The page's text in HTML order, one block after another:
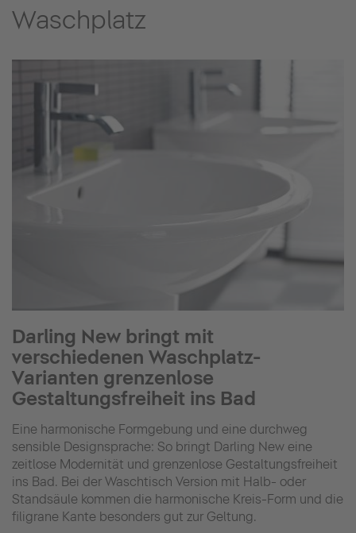
Waschplatz
Darling New bringt mit
verschiedenen Waschplatz-
Varianten grenzenlose
Gestaltungsfreiheit ins Bad
Eine harmonische Formgebung und eine durchweg
sensible Designsprache: So bringt Darling New eine
zeitlose Modernität und grenzenlose Gestaltungsfreiheit
ins Bad. Bei der Waschtisch Version mit Halb- oder
Standsäule kommen die harmonische Kreis-Form und die
filigrane Kante besonders gut zur Geltung.